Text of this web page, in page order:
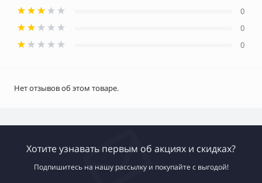
0
0
0
Нет отзывов об этом товаре.
Хотите узнавать первым об акциях и скидках?
Подпишитесь на нашу рассылку и покупайте с выгодой!